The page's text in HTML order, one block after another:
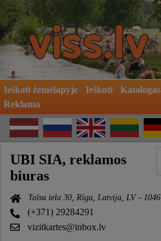
Ieškoti žemėlapyje Ieškoti Katalogas
Reklama
UBI SIA, reklamos
biuras
Talsu iela 30, Rīga, Latvija, LV - 1046
(+371) 29284291
vizitkartes@inbox.lv